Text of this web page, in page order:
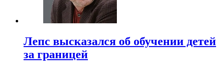
Лепс высказался об обучении детей
за границей